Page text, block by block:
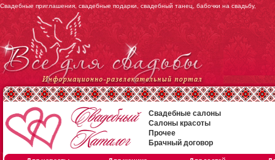
Свадебные приглашения, свадебные подарки, свадебный танец, бабочки на свадьбу,
Свадебные салоны
Салоны красоты
Прочее
Брачный договор